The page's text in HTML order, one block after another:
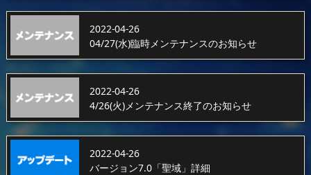
2022-04-26
04/27(水)臨時メンテナンスのお知らせ
2022-04-26
4/26(火)メンテナンス終了のお知らせ
2022-04-26
バージョン7.0「聖域」詳細